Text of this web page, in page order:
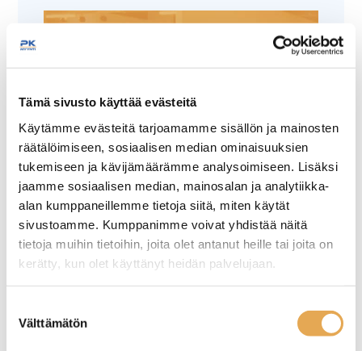
Tämä sivusto käyttää evästeitä
Käytämme evästeitä tarjoamamme sisällön ja mainosten
räätälöimiseen, sosiaalisen median ominaisuuksien
tukemiseen ja kävijämäärämme analysoimiseen. Lisäksi
jaamme sosiaalisen median, mainosalan ja analytiikka-
alan kumppaneillemme tietoja siitä, miten käytät
sivustoamme. Kumppanimme voivat yhdistää näitä
tietoja muihin tietoihin, joita olet antanut heille tai joita on
kerätty, kun olet käyttänyt heidän palvelujaan.
valinta
Välttämätön
Tämäkin laite sopivasti
rahoituksella
TUTUSTU ›